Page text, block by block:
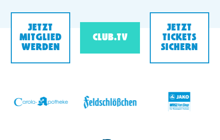
JETZT
MITGLIED
WERDEN
CLUB.TV
JETZT
TICKETS
SICHERN